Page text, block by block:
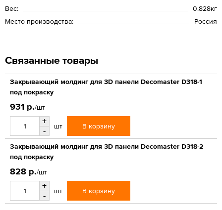
Вес:
0.828кг
Место производства:
Россия
Связанные товары
Закрывающий молдинг для 3D панели Decomaster D318-1
под покраску
931 р./шт
+
-
шт В корзину
Закрывающий молдинг для 3D панели Decomaster D318-2
под покраску
828 р./шт
+
-
шт В корзину